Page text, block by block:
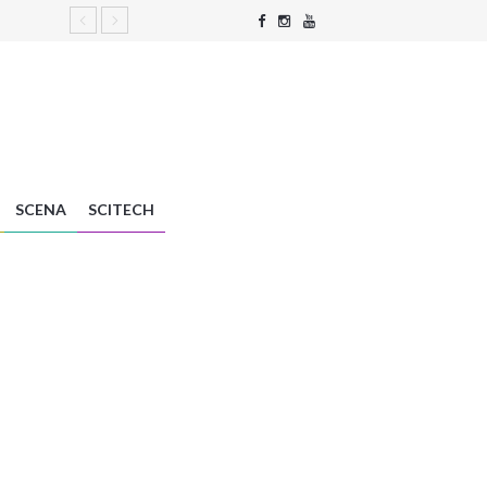
SCENA SCITECH